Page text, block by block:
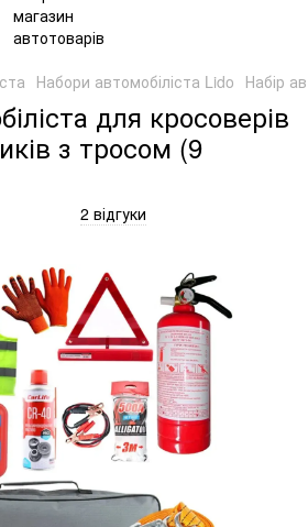
Набори автомобіліста Lido Набір
для кросоверів
з тросом (9
2 відгуки